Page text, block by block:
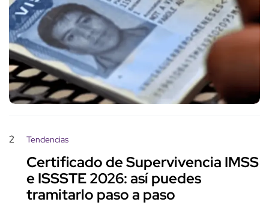
2 Tendencias
Certificado de Supervivencia IMSS
e ISSSTE 2026: así puedes
tramitarlo paso a paso